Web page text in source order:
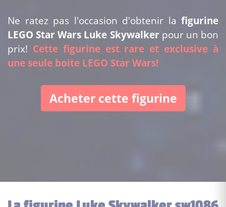
Ne ratez pas l'occasion d'obtenir la figurine
LEGO Star Wars Luke Skywalker pour un bon
prix! Cette figurine est rare et exclusive à
une seule boite LEGO Star Wars!
Acheter cette figurine